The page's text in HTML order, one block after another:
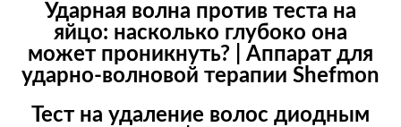
Ударная волна против теста на
яйцо: насколько глубоко она
может проникнуть? | Аппарат для
ударно-волновой терапии Shefmon
Тест на удаление волос диодным